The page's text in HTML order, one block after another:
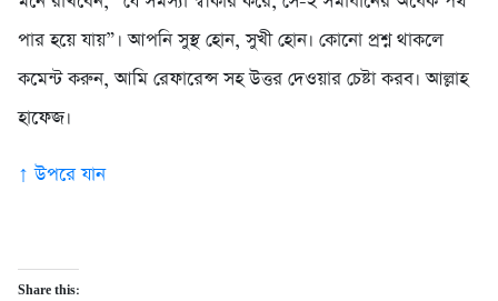
পার হয়ে যায়”। আপনি সুস্থ হোন, সুখী হোন। কোনো প্রশ্ন থাকলে
কমেন্ট করুন, আমি রেফারেন্স সহ উত্তর দেওয়ার চেষ্টা করব। আল্লাহ
হাফেজ।
↑ উপরে যান
Share this: